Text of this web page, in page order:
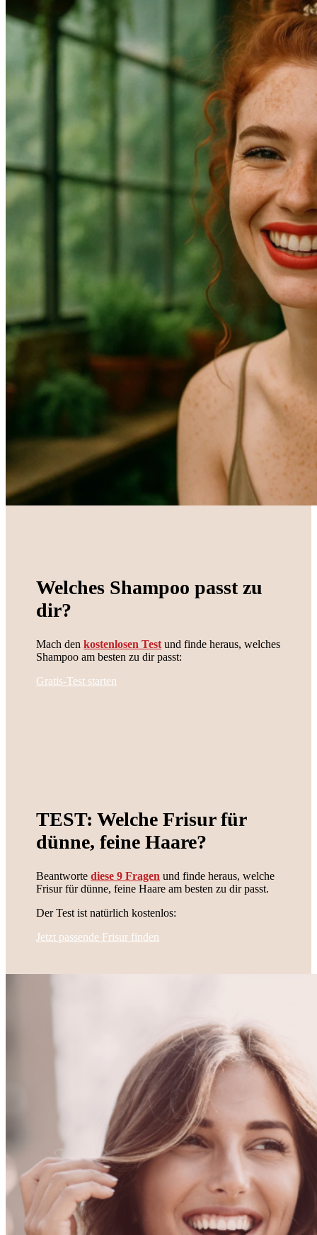
Welches Shampoo passt zu
dir?
Mach denkostenlosen Test und finde heraus, welches
Shampoo am besten zu dir passt:
Gratis-Test starten
TEST: Welche Frisur für
dünne, feine Haare?
Beantwortediese 9 Fragen und finde heraus, welche
Frisur für dünne, feine Haare am besten zu dir passt.
Der Test ist natürlich kostenlos:
Jetzt passende Frisur finden